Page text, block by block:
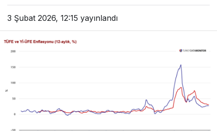
3 Şubat 2026, 12:15 yayınlandı